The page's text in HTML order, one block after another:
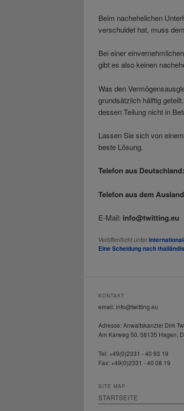
Beim nachehelichen
verschuldet hat, muss
Bei einer
gibt es also keinen
Was den
grundsätzlich hälftig
dessen Teilung nicht in
Lassen Sie sich von
beste Lösung.
Telefon aus Deutschland:
Telefon aus dem Ausland:
E-Mail: info@twitting.eu
Veröffentlicht unter
Eine Scheidung nach
KONTAKT
email: info@twitting.eu
Adresse: Anwaltskanzlei Dirk
Am Karweg 50, 58135 Hagen,
Tel: +49(0)2331 - 40 93 19
Fax: +49(0)2331 - 40 08 19
SITE MAP
STARTSEITE